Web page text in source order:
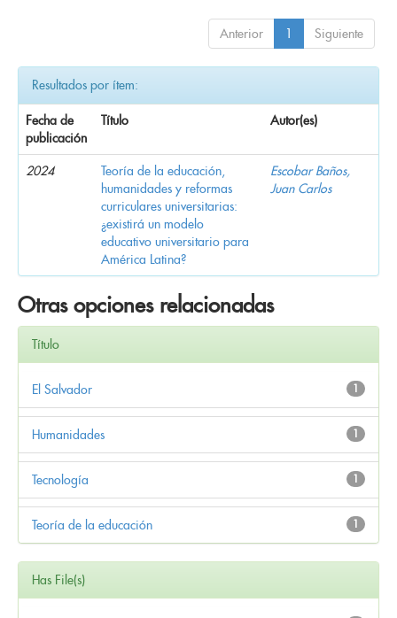
Anterior 1 Siguiente
Resultados por ítem:
Fecha de
publicación
Título Autor(es)
2024
Teoría de la educación,
humanidades y reformas
curriculares universitarias:
¿existirá un modelo
educativo universitario para
América Latina?
Escobar Baños,
Juan Carlos
Otras opciones relacionadas
Título
1
El Salvador
1
Humanidades
1
Tecnología
1
Teoría de la educación
Has File(s)